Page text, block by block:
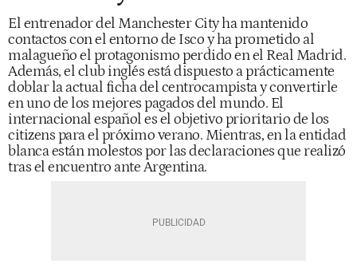
El entrenador del Manchester City ha mantenido
contactos con el entorno de Isco y ha prometido al
malagueño el protagonismo perdido en el Real Madrid.
Además, el club inglés está dispuesto a prácticamente
doblar la actual ficha del centrocampista y convertirle
en uno de los mejores pagados del mundo. El
internacional español es el objetivo prioritario de los
citizens para el próximo verano. Mientras, en la entidad
blanca están molestos por las declaraciones que realizó
tras el encuentro ante Argentina.